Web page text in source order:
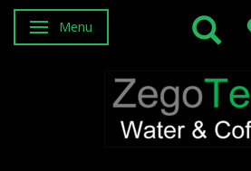
Basculer la navigation
Menu